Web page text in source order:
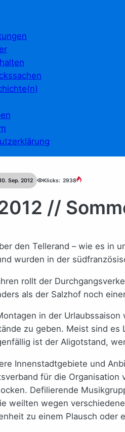
Sep. 2012 Klicks: 2938
//
den Tellerand – wie es in
wurden in der
rollt der
als der Salzhof noch
in der
zu geben. Meist sind
ist der Aligotstand,
Innenstadtgebiete und
für die
Defilierende
weilten wegen
zu einem Plausch oder